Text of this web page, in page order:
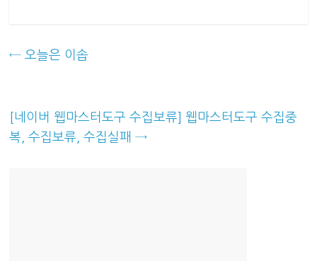
← 오늘은 이솝
[네이버 웹마스터도구 수집보류] 웹마스터도구 수집중
복, 수집보류, 수집실패→